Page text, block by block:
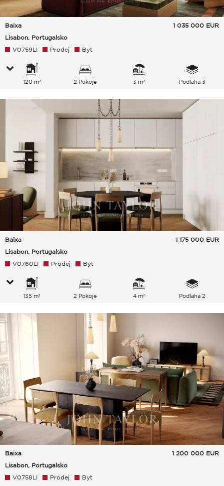
Baixa
Lisabon, Portugalsko
1 035 000 EUR
V0759LI Prodej Byt
120 m² 2 Pokoje 3 m² Podlaha 3
Baixa
Lisabon, Portugalsko
1 175 000 EUR
V0760LI Prodej Byt
135 m² 2 Pokoje 4 m² Podlaha 2
Baixa
Lisabon, Portugalsko
1 200 000 EUR
V0758LI Prodej Byt